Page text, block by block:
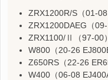
ZRX1200R/S（01-08
ZRX1200DAEG（09-
ZRX1100/Ⅱ（97-00）
W800（20-26
Z650RS（22-26
W400（06-08